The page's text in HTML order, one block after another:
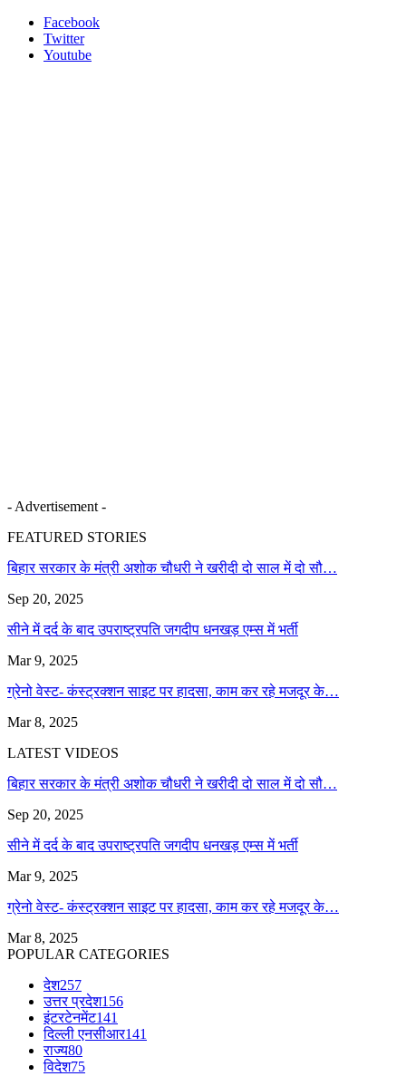
Facebook
Twitter
Youtube
- Advertisement -
FEATURED STORIES
बिहार सरकार के मंत्री अशोक चौधरी ने खरीदी दो साल में दो सौ…
Sep 20, 2025
सीने में दर्द के बाद उपराष्ट्रपति जगदीप धनखड़ एम्स में भर्ती
Mar 9, 2025
ग्रेनो वेस्ट- कंस्ट्रक्शन साइट पर हादसा, काम कर रहे मजदूर के…
Mar 8, 2025
LATEST VIDEOS
बिहार सरकार के मंत्री अशोक चौधरी ने खरीदी दो साल में दो सौ…
Sep 20, 2025
सीने में दर्द के बाद उपराष्ट्रपति जगदीप धनखड़ एम्स में भर्ती
Mar 9, 2025
ग्रेनो वेस्ट- कंस्ट्रक्शन साइट पर हादसा, काम कर रहे मजदूर के…
Mar 8, 2025
POPULAR CATEGORIES
देश257
उत्तर प्रदेश156
इंटरटेनमेंट141
दिल्ली एनसीआर141
राज्य80
विदेश75